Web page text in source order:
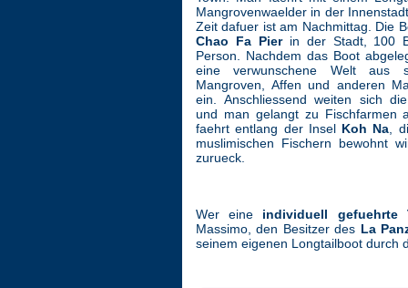
Mangrovenwaelder in der
Zeit dafuer ist am Nachmittag. Die
Chao Fa Pierin der Stadt, 100
Person. Nachdem das Boot
eine verwunschene Welt aus
Mangroven, Affen und anderen
ein. Anschliessend weiten sich
und man gelangt zu Fischfarmen
faehrt entlang der InselKoh Na ,
muslimischen Fischern bewohnt
zurueck.
Wer eine individuell gefuehrte
Massimo, den Besitzer des La
seinem eigenen Longtailboot durch